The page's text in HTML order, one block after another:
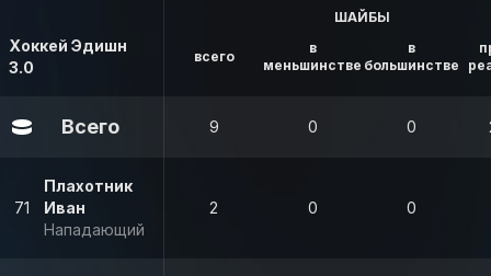
Хоккей Эдишн
3.0
ШАЙБЫ
всего
в
меньшинстве
в
большинстве
Всего 9 0 0
71
Плахотник
Иван
Нападающий
2 0 0